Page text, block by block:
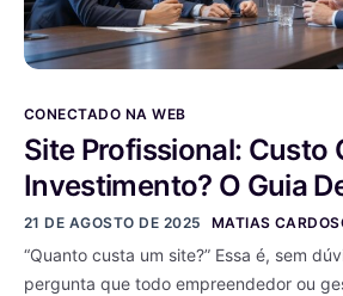
CONECTADO NA WEB
Site Profissional: Custo
Investimento? O Guia
21 DE AGOSTO DE 2025 MATIAS
“Quanto custa um site?” Essa é, sem
pergunta que todo empreendedor ou